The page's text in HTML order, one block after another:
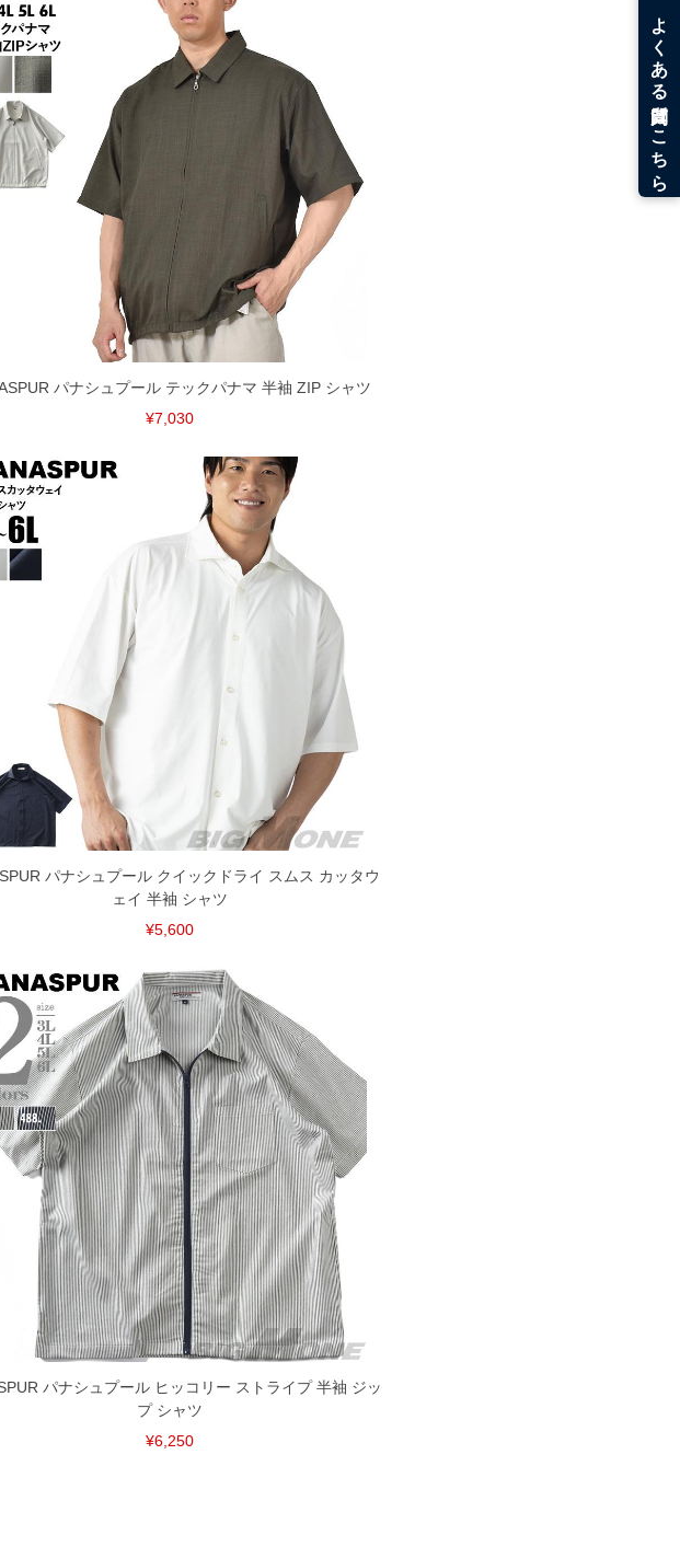
パナシュプール テックパナマ 半袖 ZIP シャツ
¥7,030
パナシュプール クイックドライ スムス カッタウ
ェイ 半袖 シャツ
¥5,600
パナシュプール ヒッコリー ストライプ 半袖 ジッ
プ シャツ
¥6,250